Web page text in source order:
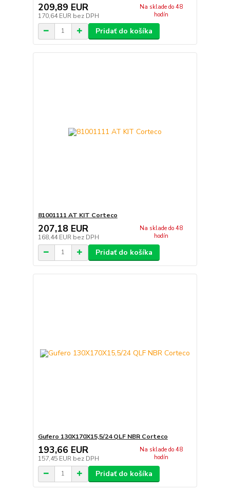
209,89 EUR
170,64 EUR bez DPH
Na sklade do 48
hodín
Pridať do košíka
81001111 AT KIT Corteco
207,18 EUR
168,44 EUR bez DPH
Na sklade do 48
hodín
Pridať do košíka
Gufero 130X170X15,5/24 QLF NBR Corteco
193,66 EUR
157,45 EUR bez DPH
Na sklade do 48
hodín
Pridať do košíka